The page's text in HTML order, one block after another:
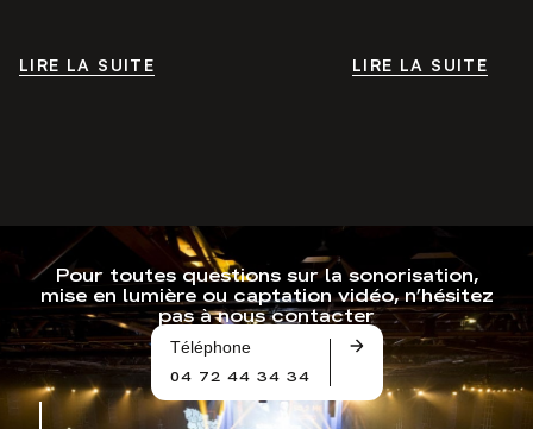
LIRE LA SUITE
LIRE LA SUITE
Pour toutes questions sur la sonorisation,
mise en lumière ou captation vidéo, n’hésitez
pas à nous contacter
Téléphone
04 72 44 34 34